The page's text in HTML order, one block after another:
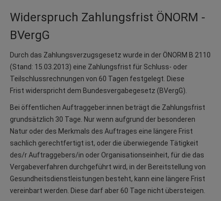
Widerspruch Zahlungsfrist ÖNORM -
BVergG
Durch das Zahlungsverzugsgesetz wurde in der ÖNORM B 2110
(Stand: 15.03.2013) eine Zahlungsfrist für Schluss- oder
Teilschlussrechnungen von 60 Tagen festgelegt. Diese
Frist widerspricht dem Bundesvergabegesetz (BVergG).
Bei öffentlichen Auftraggeber:innen beträgt die Zahlungsfrist
grundsätzlich 30 Tage. Nur wenn aufgrund der besonderen
Natur oder des Merkmals des Auftrages eine längere Frist
sachlich gerechtfertigt ist, oder die überwiegende Tätigkeit
des/r Auftraggebers/in oder Organisationseinheit, für die das
Vergabeverfahren durchgeführt wird, in der Bereitstellung von
Gesundheitsdienstleistungen besteht, kann eine längere Frist
vereinbart werden. Diese darf aber 60 Tage nicht übersteigen.